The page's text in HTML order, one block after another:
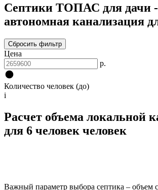
Септики ТОПАС для дачи -
автономная канализация
Сбросить фильтр
Цена
р.
Количество человек (до)
i
Расчет объема локальной
для 6 человек человек
Важный параметр выбора септика – объем